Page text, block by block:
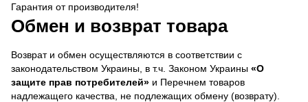
Гарантия от производителя!
Обмен и возврат товара
Возврат и обмен осуществляются в соответствии с
законодательством Украины, в т.ч. Законом Украины «О
защите прав потребителей» и Перечнем товаров
надлежащего качества, не подлежащих обмену (возврату).